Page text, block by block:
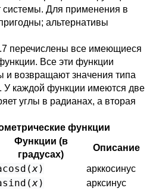
системы. Для применения в
альтернативы
перечислены все имеющиеся
Все эти функции
и возвращают значения типа
. У каждой функции имеются две
углы в радианах, а вторая
функции
Функции (в
градусах)
Описание
x) арккосинус
x) арксинус